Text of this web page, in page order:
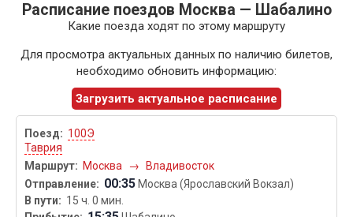
Расписание поездов Москва — Шабалино
Какие поезда ходят по этому маршруту
Для просмотра актуальных данных по наличию билетов,
необходимо обновить информацию:
Загрузить актуальное расписание
100Э
Таврия
Москва
→ Владивосток
00:35 Москва (Ярославский Вокзал)
15 ч. 0 мин.